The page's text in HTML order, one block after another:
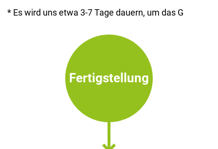
* Es wird uns etwa 3-7 Tage dauern, um das G
Fertigstellung